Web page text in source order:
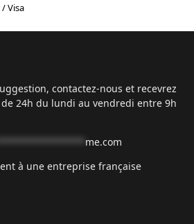
Visa
contactez-nous et recevrez
24h du lundi au vendredi entre 9h
me.com
à une entreprise française